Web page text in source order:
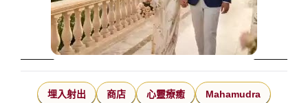
埋入射出 商店 心靈療癒 Mahamudra